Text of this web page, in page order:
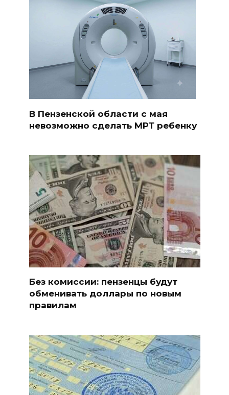
В Пензенской области с мая
невозможно сделать МРТ ребенку
Без комиссии: пензенцы будут
обменивать доллары по новым
правилам